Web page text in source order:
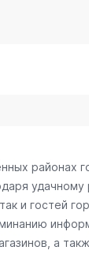
районах
и гостей
а